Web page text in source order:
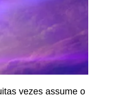
vezes assume o